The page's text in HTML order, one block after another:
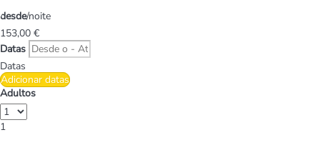
desde/noite
153,00 €
Datas
Datas
Adicionar datas
Adultos
1